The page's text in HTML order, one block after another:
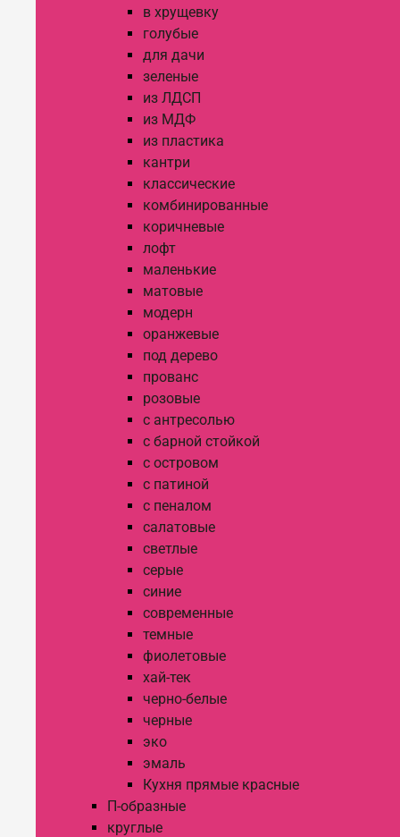
в хрущевку
голубые
для дачи
зеленые
из ЛДСП
из МДФ
из пластика
кантри
классические
комбинированные
коричневые
лофт
маленькие
матовые
модерн
оранжевые
под дерево
прованс
розовые
с антресолью
с барной стойкой
с островом
с патиной
с пеналом
салатовые
светлые
серые
синие
современные
темные
фиолетовые
хай-тек
черно-белые
черные
эко
эмаль
Кухня прямые красные
П-образные
круглые